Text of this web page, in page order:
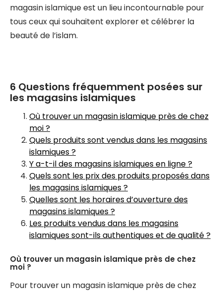
magasin islamique est un lieu incontournable pour
tous ceux qui souhaitent explorer et célébrer la
beauté de l’islam.
6 Questions fréquemment posées sur
les magasins islamiques
Où trouver un magasin islamique près de chez
moi ?
Quels produits sont vendus dans les magasins
islamiques ?
Y a-t-il des magasins islamiques en ligne ?
Quels sont les prix des produits proposés dans
les magasins islamiques ?
Quelles sont les horaires d’ouverture des
magasins islamiques ?
Les produits vendus dans les magasins
islamiques sont-ils authentiques et de qualité ?
Où trouver un magasin islamique près de chez
moi ?
Pour trouver un magasin islamique près de chez